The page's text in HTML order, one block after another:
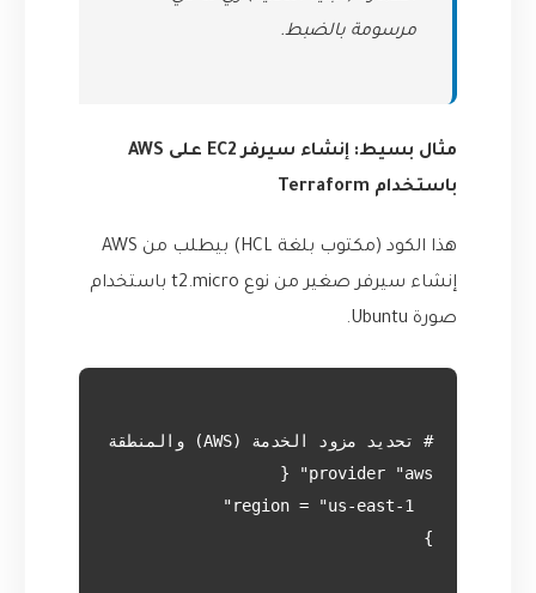
مرسومة بالضبط.
مثال بسيط: إنشاء سيرفر EC2 على AWS
باستخدام Terraform
هذا الكود (مكتوب بلغة HCL) بيطلب من AWS
إنشاء سيرفر صغير من نوع t2.micro باستخدام
صورة Ubuntu.